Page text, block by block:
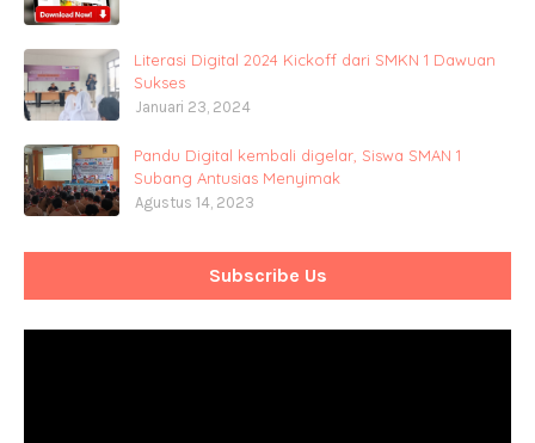
Literasi Digital 2024 Kickoff dari SMKN 1 Dawuan
Sukses
Januari 23, 2024
Pandu Digital kembali digelar, Siswa SMAN 1
Subang Antusias Menyimak
Agustus 14, 2023
Subscribe Us